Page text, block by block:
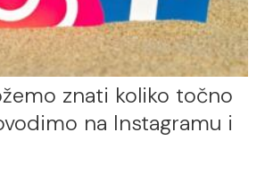
znati koliko točno
na Instagramu i